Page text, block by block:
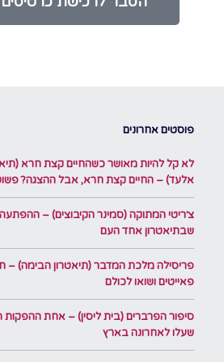
פוסטים אחרונים
לא קל להיות מאושר כשהחיים קצת חרא
אלעד) – החיים קצת חרא, אבל ההצגה?
צ׳ריטי המתוקה (סמינר הקיבוצים) –
שבתיאטרון אחד העם
פריסילה מלכת המדבר (תיאטרון הבימה) –
פאייטים ושואו לכולם
סיפור הפרברים (בית ליסין) – אחת ההפקות
שעלו לאחרונה בארץ